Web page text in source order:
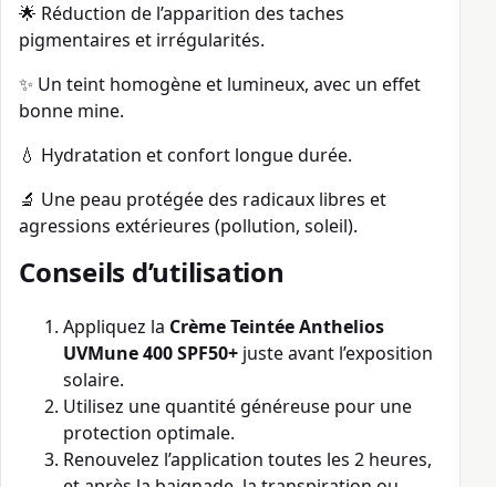
🌟 Réduction de l’apparition des taches
pigmentaires et irrégularités.
✨ Un teint homogène et lumineux, avec un effet
bonne mine.
💧 Hydratation et confort longue durée.
🔬 Une peau protégée des radicaux libres et
agressions extérieures (pollution, soleil).
Conseils d’utilisation
Appliquez la Crème Teintée Anthelios
UVMune 400 SPF50+ juste avant l’exposition
solaire.
Utilisez une quantité généreuse pour une
protection optimale.
Renouvelez l’application toutes les 2 heures,